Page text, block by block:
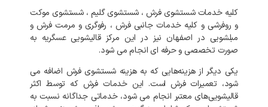
کلیه خدمات شستشوی فرش ، شستشوی گلیم ، شستشوی موکت
و روفرشی و کلیه خدمات جانبی فرش ، رفوگری و مرمت فرش و
مبلشویی در اصفهان نیز در این مرکز قالیشویی عسگریه به
صورت تخصصی و حرفه ای انجام می شود.
یکی دیگر از هزینه‌هایی که به هزینه شستشوی فرش اضافه می
شود، تعمیرات فرش است. این خدمات فرش که توسط اکثر
قالیشویی‌های معتبر انجام می شود، خدماتی جداگانه نسبت به